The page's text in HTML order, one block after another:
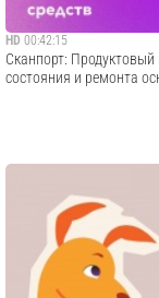
HD 00:42:15
Сканпорт:
состояния и ремонта